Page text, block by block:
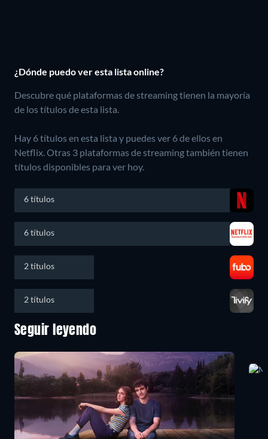
¿Dónde puedo ver esta lista online?
Descubre qué plataformas de streaming tienen la mayoría
de los títulos de esta lista.
Hay 6 títulos en esta lista y puedes ver 6 de ellos en
Netflix.Otras 3 plataformas de streaming también tienen
títulos disponibles para ver hoy.
6 títulos
6 títulos
2 títulos
2 títulos
Seguir leyendo